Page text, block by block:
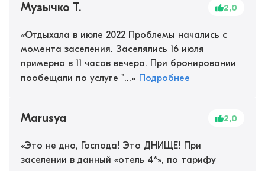
Музычко Т. 2,0
«Отдыхала в июле 2022 Проблемы начались с
момента заселения. Заселялись 16 июля
примерно в 11 часов вечера. При бронировании
пообещали по услуге "...» Подробнее
Marusya 2,0
«Это не дно, Господа! Это ДНИЩЕ! При
заселении в данный «отель 4*», по тарифу